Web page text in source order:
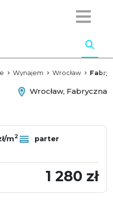
Wynajem Wrocław
Wrocław, Fabryczna
m2
parter
1 280 zł